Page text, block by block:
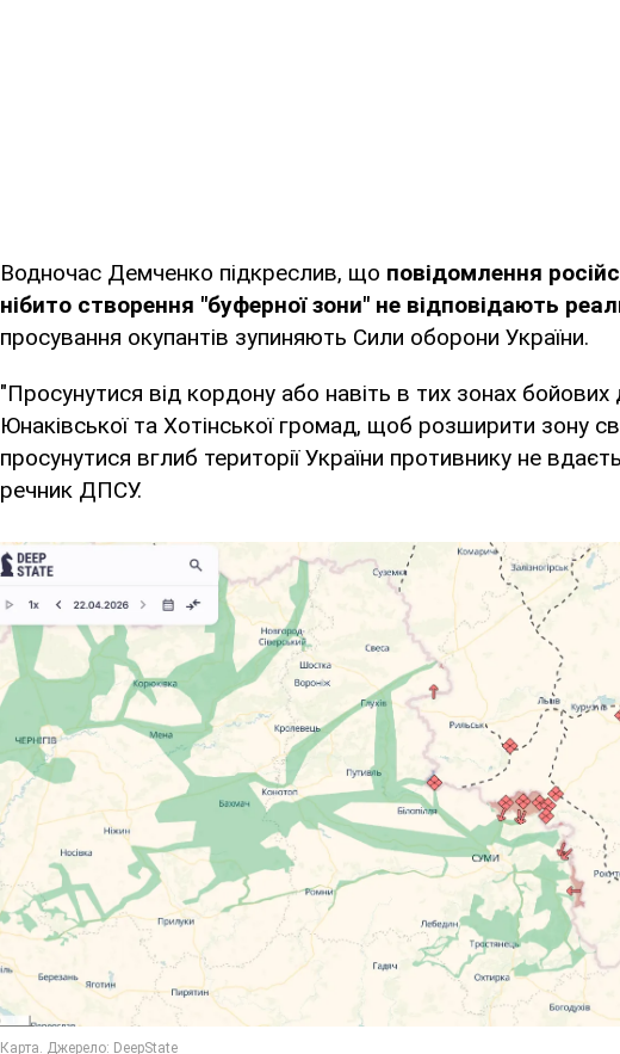
Водночас Демченко підкреслив, що повідомлення
нібито створення "буферної зони" не відповідають
просування окупантів зупиняють Сили оборони України.
"Просунутися від кордону або навіть в тих зонах
Юнаківської та Хотінської громад, щоб розширити зону
просунутися вглиб території України противнику не
речник ДПСУ.